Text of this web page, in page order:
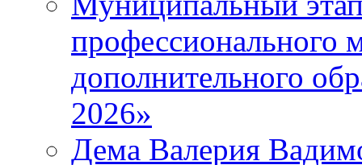
профессионального
дополнительного
2026»
Дема Валерия